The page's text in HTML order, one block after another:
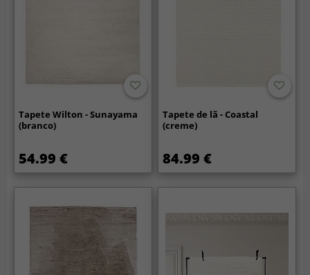
Tapete Wilton - Sunayama
(branco)
54.99 €
Tapete de lã - Coastal
(creme)
84.99 €